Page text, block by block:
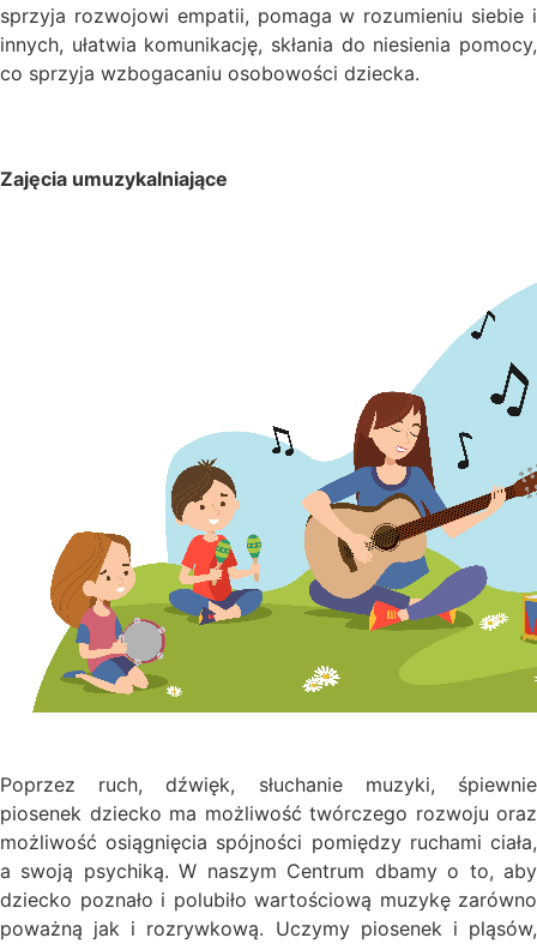
sprzyja rozwojowi empatii, pomaga w rozumieniu siebie i
innych, ułatwia komunikację, skłania do niesienia pomocy,
co sprzyja wzbogacaniu osobowości dziecka.
Zajęcia umuzykalniające
Poprzez ruch, dźwięk, słuchanie muzyki, śpiewnie
piosenek dziecko ma możliwość twórczego rozwoju oraz
możliwość osiągnięcia spójności pomiędzy ruchami ciała,
a swoją psychiką. W naszym Centrum dbamy o to, aby
dziecko poznało i polubiło wartościową muzykę zarówno
poważną jak i rozrywkową. Uczymy piosenek i pląsów,